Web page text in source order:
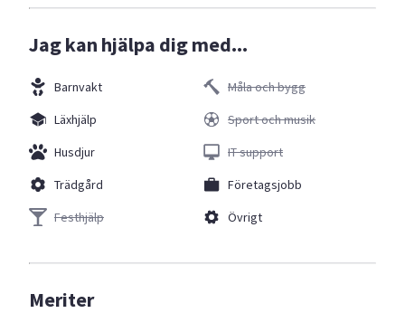
Jag kan hjälpa dig med...
Barnvakt
Läxhjälp
Husdjur
Trädgård
Festhjälp
Måla och bygg
Sport och musik
IT support
Företagsjobb
Övrigt
Meriter